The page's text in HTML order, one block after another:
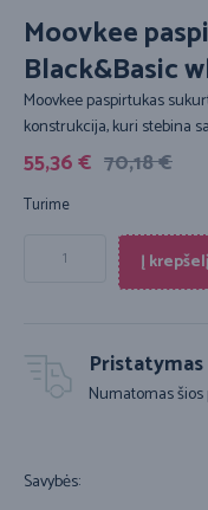
Moovkee
Black&Basic
Moovkee paspirtukas
konstrukcija, kuri stebina
70,18€
55,36€
Turime
Į krepšelį
Pristatymas
Numatomas
Savybės: